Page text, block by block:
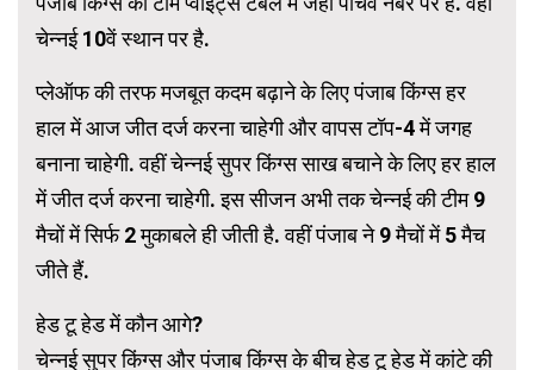
चेन्नई 10वें स्थान पर है.
प्लेऑफ की तरफ मजबूत कदम बढ़ाने के लिए पंजाब किंग्स हर
हाल में आज जीत दर्ज करना चाहेगी और वापस टॉप-4 में जगह
बनाना चाहेगी. वहीं चेन्नई सुपर किंग्स साख बचाने के लिए हर हाल
में जीत दर्ज करना चाहेगी. इस सीजन अभी तक चेन्नई की टीम 9
मैचों में सिर्फ 2 मुकाबले ही जीती है. वहीं पंजाब ने 9 मैचों में 5 मैच
जीते हैं.
हेड टू हेड में कौन आगे?
चेन्नई सुपर किंग्स और पंजाब किंग्स के बीच हेड टू हेड में कांटे की